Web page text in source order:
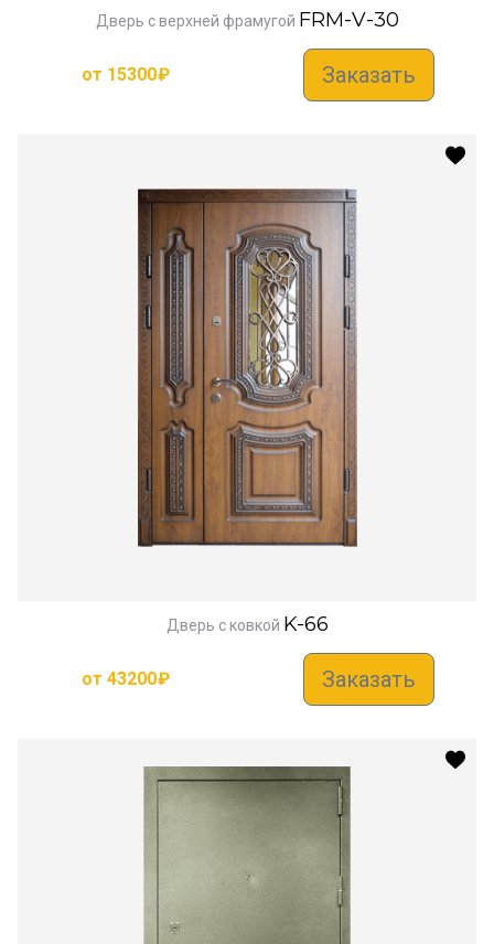
Дверь с верхней фрамугой FRM-V-30
от 15300₽ Заказать
Дверь с ковкой K-66
от 43200₽ Заказать